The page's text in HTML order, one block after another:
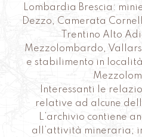
Lombardia Brescia:
Dezzo, Camerata
Trentino Alto
Mezzolombardo,
e stabilimento in località
Interessanti le
relative ad alcune
L’archivio contiene
all’attività mineraria;